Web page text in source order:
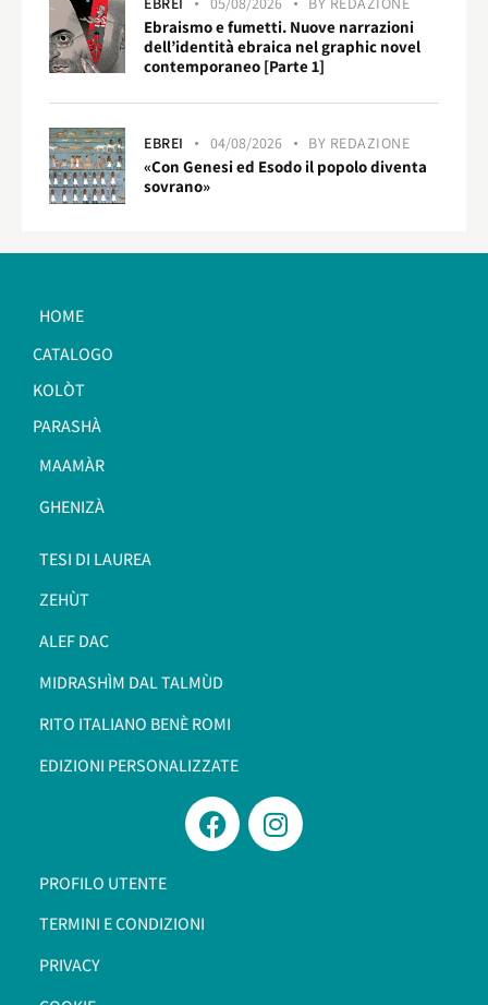
Ebraismo e fumetti. Nuove narrazioni
dell’identità ebraica nel graphic novel
contemporaneo [Parte 1]
EBREI 04/08/2026 BY REDAZIONE
«Con Genesi ed Esodo il popolo diventa
sovrano»
HOME
CATALOGO
KOLÒT
PARASHÀ
MAAMÀR
GHENIZÀ
TESI DI LAUREA
ZEHÙT
ALEF DAC
MIDRASHÌM DAL TALMÙD
RITO ITALIANO BENÈ ROMI​
EDIZIONI PERSONALIZZATE
PROFILO UTENTE
TERMINI E CONDIZIONI
PRIVACY